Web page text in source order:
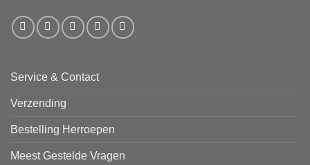
Service & Contact
Verzending
Bestelling Herroepen
Meest Gestelde Vragen